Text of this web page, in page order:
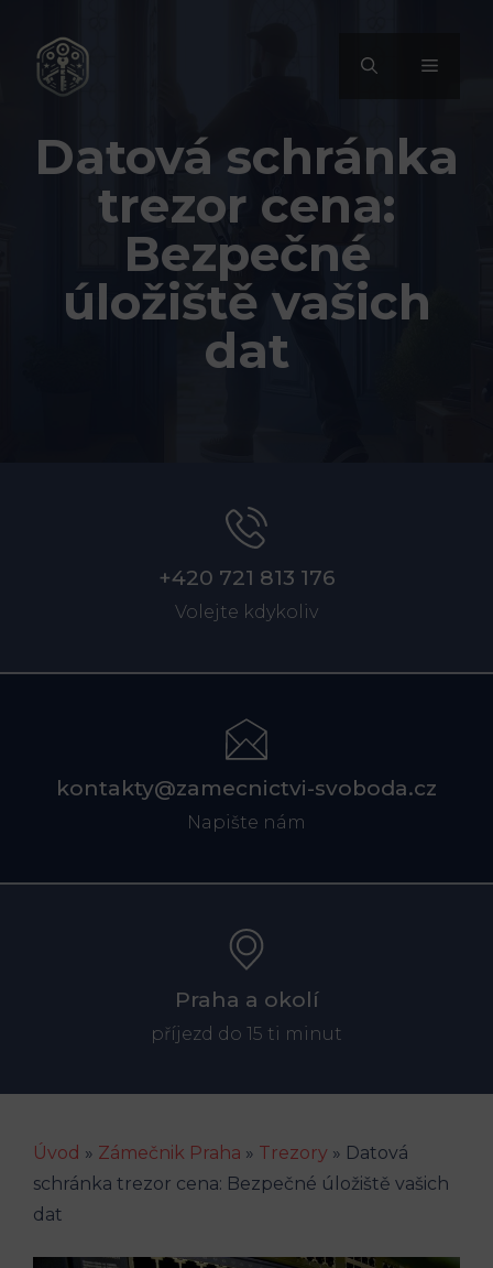
obsah
MENU
Datová schránka
trezor cena:
Bezpečné
úložiště vašich
dat
+420 721 813 176
Volejte kdykoliv
kontakty@zamecnictvi-svoboda.cz
Napište nám
Praha a okolí
příjezd do 15 ti minut
Úvod » Zámečnik Praha » Trezory » Datová
schránka trezor cena: Bezpečné úložiště vašich
dat